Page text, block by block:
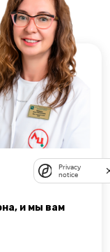
и мы вам
Privacy
notice